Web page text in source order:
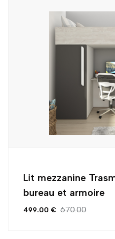
Lit mezzanine
bureau et armoire
499.00 € 670.00